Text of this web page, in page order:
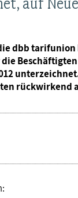
dbb tarifunion
rückwirkend